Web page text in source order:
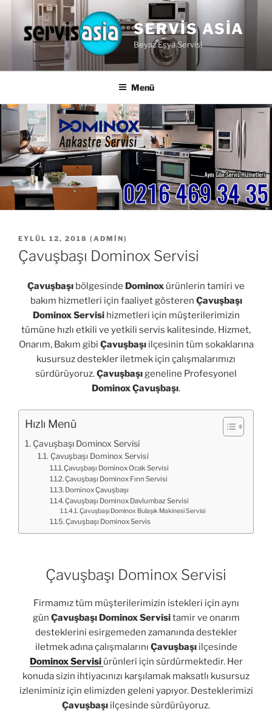
SERVIS ASIA
Beyaz Eşya Servisi
Menü
YAYIM
TARIHI
EYLÜL 12, 2018 ( ADMIN)
Çavuşbaşı Dominox Servisi
Çavuşbaşı bölgesinde Dominox ürünlerin tamiri ve
bakım hizmetleri için faaliyet gösteren Çavuşbaşı
Dominox Servisihizmetleri için müşterilerimizin
tümüne hızlı etkili ve yetkili servis kalitesinde. Hizmet,
Onarım, Bakım gibi Çavuşbaşıilçesinin tüm sokaklarına
kusursuz destekler iletmek için çalışmalarımızı
sürdürüyoruz.Çavuşbaşıgeneline Profesyonel
Dominox Çavuşbaşı.
Hızlı Menü
Çavuşbaşı Dominox Servisi
Çavuşbaşı Dominox Servisi
Çavuşbaşı Dominox Ocak Servisi
Çavuşbaşı Dominox Fırın Servisi
Dominox Çavuşbaşı
Çavuşbaşı Dominox Davlumbaz Servisi
Çavuşbaşı Dominox Bulaşık Makinesi Servisi
Çavuşbaşı Dominox Servis
Çavuşbaşı Dominox Servisi
Firmamız tüm müşterilerimizin istekleri için aynı
gün Çavuşbaşı Dominox Servisitamir ve onarım
desteklerini esirgemeden zamanında destekler
iletmek adına çalışmalarını Çavuşbaşıilçesinde
Dominox Servisi ürünleri için sürdürmektedir. Her
konuda sizin ihtiyacınızı karşılamak maksatlı kusursuz
izleniminiz için elimizden geleni yapıyor. Desteklerimizi
Çavuşbaşı ilçesinde sürdürüyoruz.